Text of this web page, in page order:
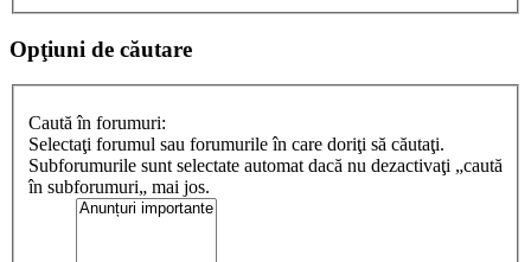
Opţiuni de căutare
Caută în forumuri:
Selectaţi forumul sau forumurile în care doriţi să căutaţi.
Subforumurile sunt selectate automat dacă nu dezactivaţi „caută
în subforumuri„ mai jos.